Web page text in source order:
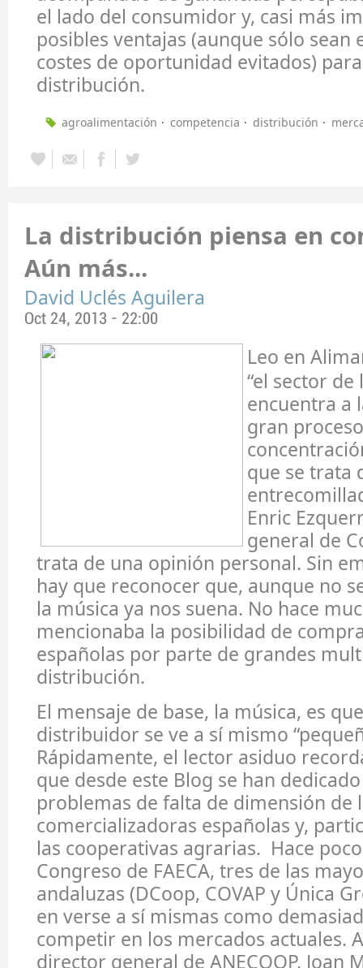
el lado del consumidor y, casi más
posibles ventajas (aunque sólo sean
costes de oportunidad evitados)
distribución.
agroalimentación competencia distribución
La distribución piensa en
Aún más...
David Uclés Aguilera
Oct 24, 2013 - 22:00
Leo en
“el sector
encuentra a
gran
que se trata
Enric
general de
trata de una opinión personal. Sin
hay que reconocer que, aunque no
la música ya nos suena. No hace
mencionaba la posibilidad de
españolas por parte de grandes
distribución.
El mensaje de base, la música, es
distribuidor se ve a sí mismo
Rápidamente, el lector asiduo
que desde este Blog se han
problemas de falta de dimensión de
comercializadoras españolas y,
las cooperativas agrarias. Hace
Congreso de FAECA, tres de las
andaluzas (DCoop, COVAP y Única
en verse a sí mismas como
competir en los mercados actuales.
director general de ANECOOP, Joan